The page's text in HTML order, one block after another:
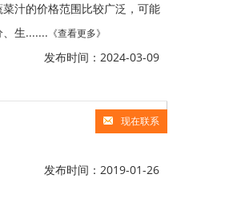
汁的价格范围比较广泛，可能
生....... 《查看更多》
发布时间：2024-03-09
现在联系
发布时间：2019-01-26